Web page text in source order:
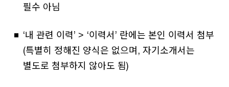
필수 아님
‘내 관련 이력’ > ‘이력서’ 란에는 본인 이력서 첨부
(특별히 정해진 양식은 없으며, 자기소개서는
별도로 첨부하지 않아도 됨)